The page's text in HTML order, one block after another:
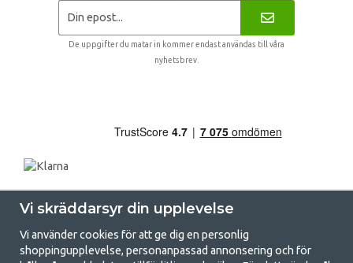
De uppgifter du matar in kommer endast användas till våra
nyhetsbrev.
Vi skräddarsyr din upplevelse
Vi använder cookies för att ge dig en personlig
shoppingupplevelse, personanpassad annonsering och för